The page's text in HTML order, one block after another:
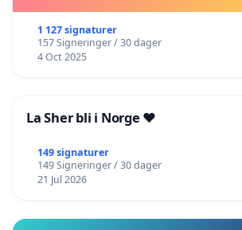
1 127 signaturer
157 Signeringer / 30 dager
4 Oct 2025
La Sher bli i Norge ❤️
149 signaturer
149 Signeringer / 30 dager
21 Jul 2026